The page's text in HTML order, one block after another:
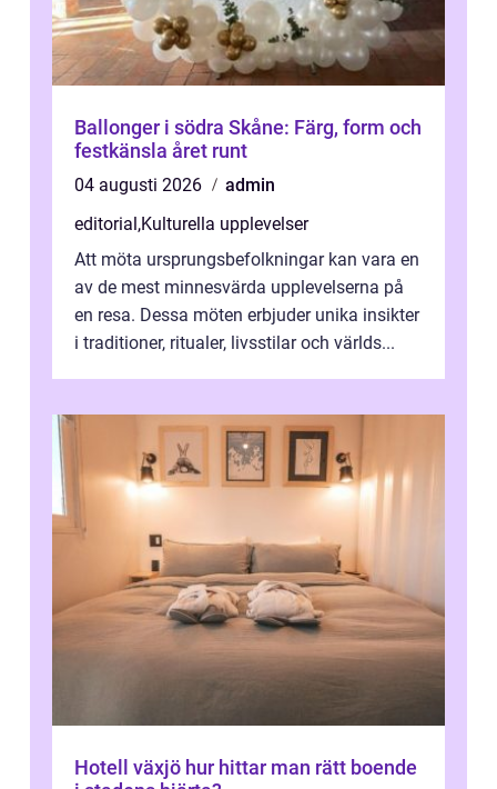
Ballonger i södra Skåne: Färg, form och
festkänsla året runt
04 augusti 2026
admin
editorial,Kulturella upplevelser
Att möta ursprungsbefolkningar kan vara en
av de mest minnesvärda upplevelserna på
en resa. Dessa möten erbjuder unika insikter
i traditioner, ritualer, livsstilar och världs...
Hotell växjö hur hittar man rätt boende